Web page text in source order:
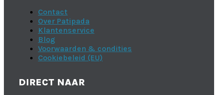
Contact
Over Patipada
Klantenservice
Blog
Voorwaarden & condities
Cookiebeleid (EU)
DIRECT NAAR